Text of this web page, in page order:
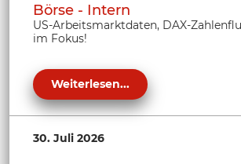
Börse - Intern
US-Arbeitsmarktdaten, DAX-
im Fokus!
Weiterlesen...
30. Juli 2026